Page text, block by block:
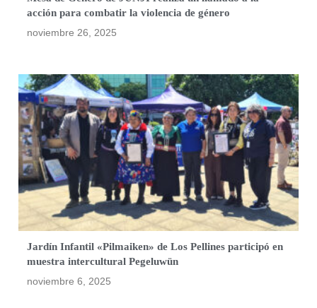
acción para combatir la violencia de género
noviembre 26, 2025
Jardín Infantil «Pilmaiken» de Los Pellines participó en
muestra intercultural Pegeluwün
noviembre 6, 2025